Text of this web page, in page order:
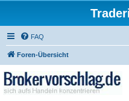
FAQ
Foren-Übersicht